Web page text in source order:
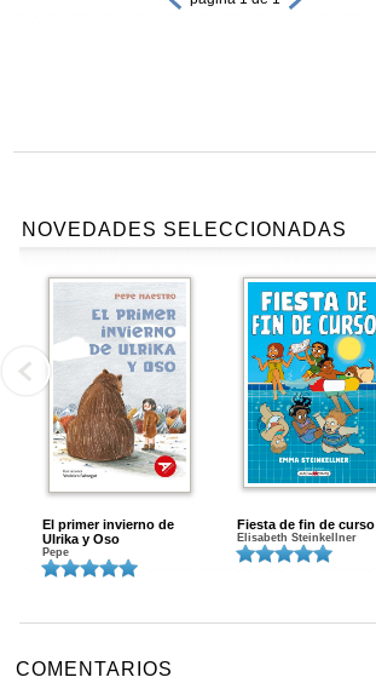
NOVEDADES SELECCIONADAS
El primer invierno de
Ulrika y Oso
Pepe
Fiesta de fin de curso
Elisabeth Steinkellner
COMENTARIOS